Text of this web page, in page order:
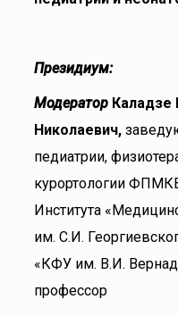
Президиум:
Модератор Каладзе
Николаевич,
педиатрии,
курортологии
Института
им. С.И.
«КФУ им. В.И.
профессор